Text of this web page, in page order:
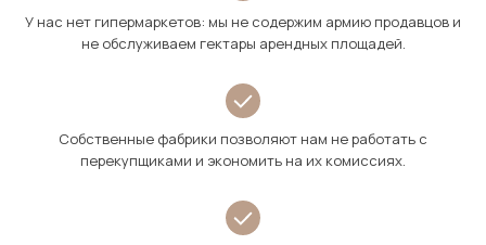
У нас нет гипермаркетов: мы не содержим армию продавцов и
не обслуживаем гектары арендных площадей.
Собственные фабрики позволяют нам не работать с
перекупщиками и экономить на их комиссиях.